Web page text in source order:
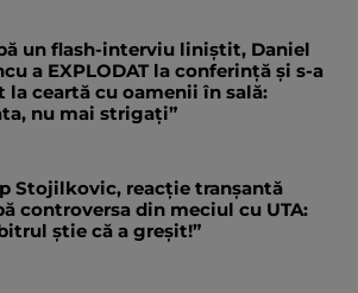
un flash-interviu liniștit, Daniel
a EXPLODAT la conferință și s-a
la ceartă cu oamenii în sală:
nu mai strigați”
Stojilkovic, reacție tranșantă
controversa din meciul cu UTA:
știe că a greșit!”